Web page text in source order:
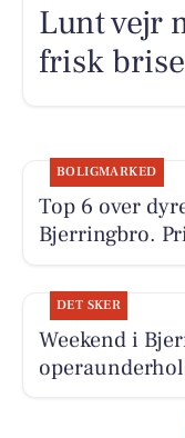
Lunt vejr
frisk brise
BOLIGMARKED
Top 6 over
Bjerringbro.
DET SKER
Weekend i